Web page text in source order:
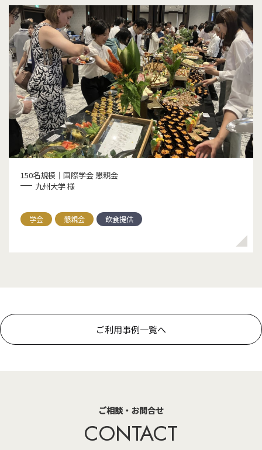
150名規模｜国際学会 懇親会
九州大学 様
学会 懇親会 飲食提供
ご利用事例一覧へ
ご相談・お問合せ
CONTACT